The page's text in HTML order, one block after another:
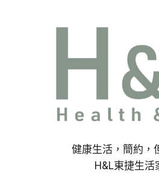
選
燈
配
置
健康生活，簡約，
H&L東捷生活